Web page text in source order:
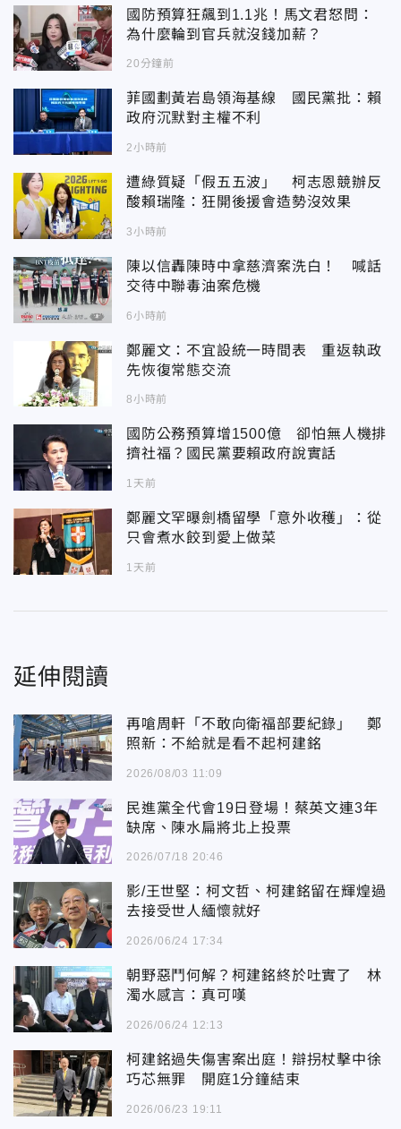
國防預算狂飆到1.1兆！馬文君怒問：
為什麼輪到官兵就沒錢加薪？
20分鐘前
菲國劃黃岩島領海基線 國民黨批：賴
政府沉默對主權不利
2小時前
遭綠質疑「假五五波」 柯志恩競辦反
酸賴瑞隆：狂開後援會造勢沒效果
3小時前
陳以信轟陳時中拿慈濟案洗白！ 喊話
交待中聯毒油案危機
6小時前
鄭麗文：不宜設統一時間表 重返執政
先恢復常態交流
8小時前
國防公務預算增1500億 卻怕無人機排
擠社福？國民黨要賴政府說實話
1天前
鄭麗文罕曝劍橋留學「意外收穫」：從
只會煮水餃到愛上做菜
1天前
延伸閱讀
再嗆周軒「不敢向衛福部要紀錄」 鄭
照新：不給就是看不起柯建銘
2026/08/03 11:09
民進黨全代會19日登場！蔡英文連3年
缺席、陳水扁將北上投票
2026/07/18 20:46
影/王世堅：柯文哲、柯建銘留在輝煌過
去接受世人緬懷就好
2026/06/24 17:34
朝野惡鬥何解？柯建銘終於吐實了 林
濁水感言：真可嘆
2026/06/24 12:13
柯建銘過失傷害案出庭！辯拐杖擊中徐
巧芯無罪 開庭1分鐘結束
2026/06/23 19:11